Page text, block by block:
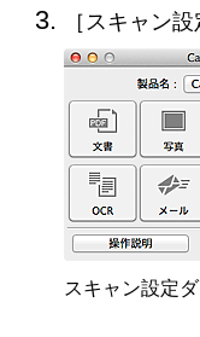
［スキャン設
スキャン設定